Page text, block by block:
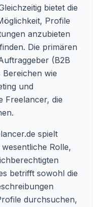
bietet die
Profile
anzubieten
Die primären
(B2B
Bereichen wie
und
Freelancer, die
spielt
Rolle,
betrifft sowohl die
durchsuchen,